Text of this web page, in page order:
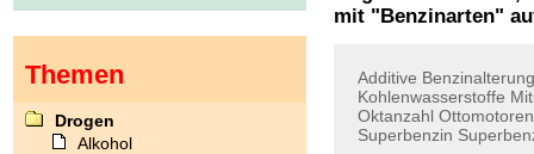
mit " Benzinarten"
Additive Benzinalterung
Kohlenwasserstoffe
Oktanzahl Ottomotoren
Superbenzin
Themen
Drogen
Alkohol